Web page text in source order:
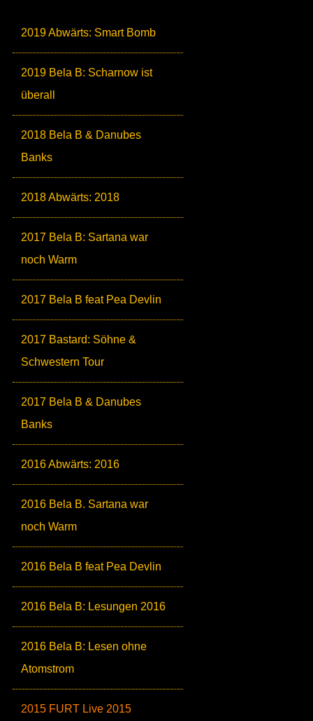
2019 Abwärts: Smart Bomb
2019 Bela B: Scharnow ist
überall
2018 Bela B & Danubes
Banks
2018 Abwärts: 2018
2017 Bela B: Sartana war
noch Warm
2017 Bela B feat Pea Devlin
2017 Bastard: Söhne &
Schwestern Tour
2017 Bela B & Danubes
Banks
2016 Abwärts: 2016
2016 Bela B. Sartana war
noch Warm
2016 Bela B feat Pea Devlin
2016 Bela B: Lesungen 2016
2016 Bela B: Lesen ohne
Atomstrom
2015 FURT Live 2015